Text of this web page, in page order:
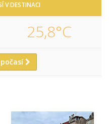
V DESTINACI
25,8°C